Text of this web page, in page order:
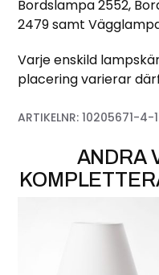
Bordslampa 2552,
2479 samt
Varje enskild
placering varierar
ARTIKELNR:10205671-4-1